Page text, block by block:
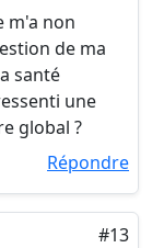
m'a non
de ma
santé
une
global ?
Répondre
#13